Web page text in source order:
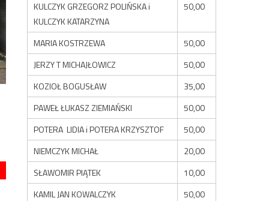
KULCZYK GRZEGORZ POLIŃSKA i
KULCZYK KATARZYNA
50,00
MARIA KOSTRZEWA
50,00
JERZY T MICHAJŁOWICZ
50,00
KOZIOŁ BOGUSŁAW
35,00
PAWEŁ ŁUKASZ ZIEMIAŃSKI
50,00
POTERA LIDIA i POTERA KRZYSZTOF
50,00
NIEMCZYK MICHAŁ
20,00
SŁAWOMIR PIĄTEK
10,00
KAMIL JAN KOWALCZYK
50,00